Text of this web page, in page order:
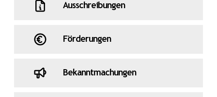
Ausschreibungen
Förderungen
Bekanntmachungen